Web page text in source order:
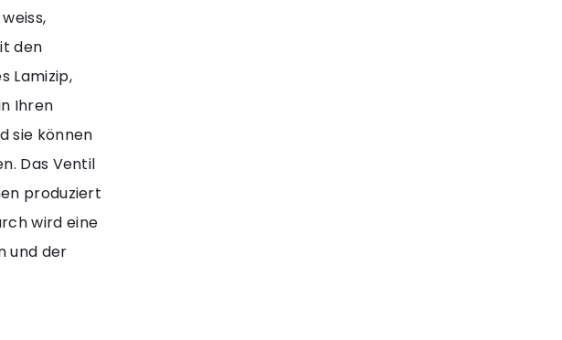
den
Lamizip,
Ihren
sie können
Das Ventil
produziert
wird eine
und der